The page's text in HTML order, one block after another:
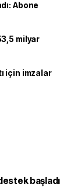
Abone
milyar
için imzalar
başladı